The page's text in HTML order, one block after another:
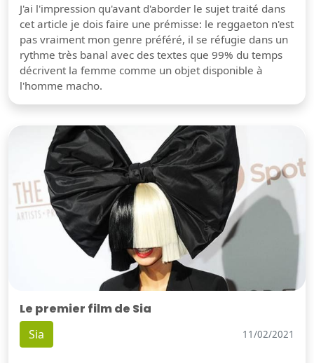
J'ai l'impression qu'avant d'aborder le sujet traité dans
cet article je dois faire une prémisse: le reggaeton n'est
pas vraiment mon genre préféré, il se réfugie dans un
rythme très banal avec des textes que 99% du temps
décrivent la femme comme un objet disponible à
l'homme macho.
Le premier film de Sia
Sia 11/02/2021